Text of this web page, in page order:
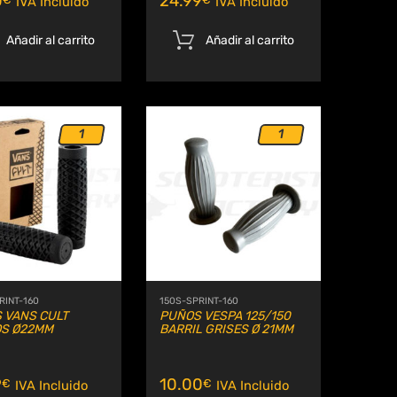
Añadir al carrito Añadir al carrito
1 Añadir a Wishlist
160
VANS CULT
Ø22MM
€ IVA Incluido
1
150S-SPRINT-160
PUÑOS VESPA 125/150
BARRIL GRISES Ø 21MM
10.00€ IVA Incluido